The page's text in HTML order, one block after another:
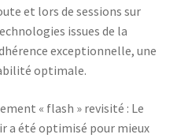
et lors de sessions sur
issues de la
exceptionnelle, une
optimale.​
« flash » revisité : Le
a été optimisé pour mieux